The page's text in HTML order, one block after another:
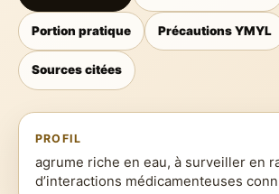
Portion pratique Précautions YMYL
Sources citées
PROFIL
agrume riche en eau, à surveiller en
d’interactions médicamenteuses